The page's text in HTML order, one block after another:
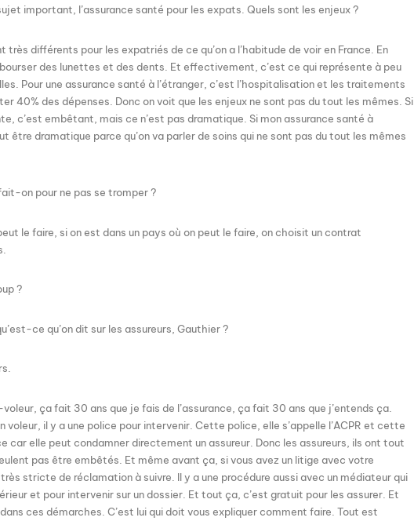
important, l’assurance santé pour les expats. Quels sont les enjeux ?
très différents pour les expatriés de ce qu’on a l’habitude de voir en France. En
des lunettes et des dents. Et effectivement, c’est ce qui représente à peu
Pour une assurance santé à l’étranger, c’est l’hospitalisation et les traitements
40% des dépenses. Donc on voit que les enjeux ne sont pas du tout les mêmes. Si
c’est embêtant, mais ce n’est pas dramatique. Si mon assurance santé à
être dramatique parce qu’on va parler de soins qui ne sont pas du tout les mêmes
on pour ne pas se tromper ?
le faire, si on est dans un pays où on peut le faire, on choisit un contrat
?
ce qu’on dit sur les assureurs, Gauthier ?
ça fait 30 ans que je fais de l’assurance, ça fait 30 ans que j’entends ça.
voleur, il y a une police pour intervenir. Cette police, elle s’appelle l’ACPR et cette
car elle peut condamner directement un assureur. Donc les assureurs, ils ont tout
pas être embêtés. Et même avant ça, si vous avez un litige avec votre
stricte de réclamation à suivre. Il y a une procédure aussi avec un médiateur qui
et pour intervenir sur un dossier. Et tout ça, c’est gratuit pour les assurer. Et
ces démarches. C’est lui qui doit vous expliquer comment faire. Tout est